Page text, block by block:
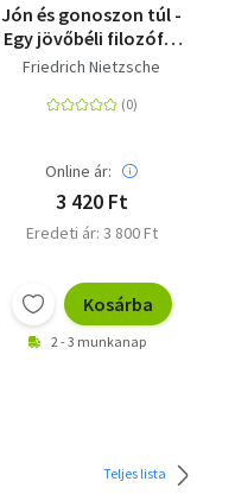
Jón és gonoszon túl -
Egy jövőbéli filozófia
előjátéka
Friedrich Nietzsche
Online ár:
3 420 Ft
Eredeti ár: 3 800 Ft
Kosárba
2 - 3 munkanap
Teljes lista